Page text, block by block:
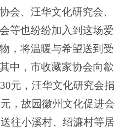
会、汪华文化研究会、
等也纷纷加入到这场爱
，将温暖与希望送到受
中，市收藏家协会向歙
元，汪华文化研究会捐
，故园徽州文化促进会
往小溪村、绍濂村等居